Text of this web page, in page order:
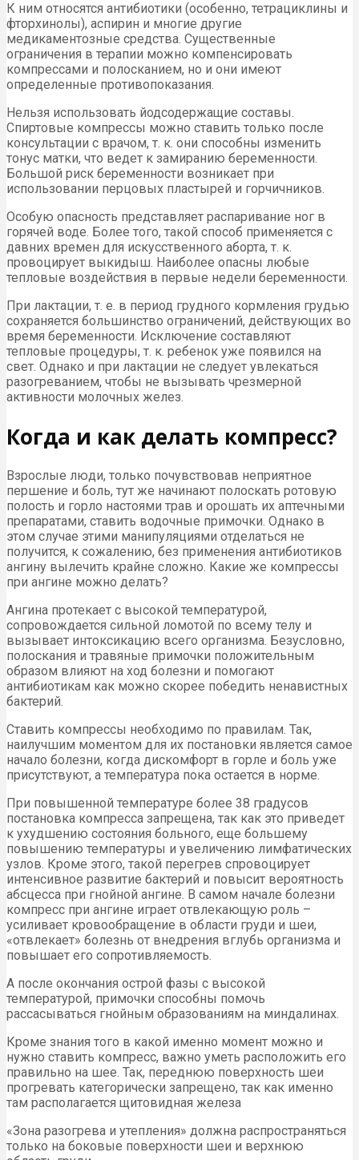
К ним относятся антибиотики (особенно, тетрациклины и
фторхинолы), аспирин и многие другие
медикаментозные средства. Существенные
ограничения в терапии можно компенсировать
компрессами и полосканием, но и они имеют
определенные противопоказания.
Нельзя использовать йодсодержащие составы.
Спиртовые компрессы можно ставить только после
консультации с врачом, т. к. они способны изменить
тонус матки, что ведет к замиранию беременности.
Большой риск беременности возникает при
использовании перцовых пластырей и горчичников.
Особую опасность представляет распаривание ног в
горячей воде. Более того, такой способ применяется с
давних времен для искусственного аборта, т. к.
провоцирует выкидыш. Наиболее опасны любые
тепловые воздействия в первые недели беременности.
При лактации, т. е. в период грудного кормления грудью
сохраняется большинство ограничений, действующих во
время беременности. Исключение составляют
тепловые процедуры, т. к. ребенок уже появился на
свет. Однако и при лактации не следует увлекаться
разогреванием, чтобы не вызывать чрезмерной
активности молочных желез.
Когда и как делать компресс?
Взрослые люди, только почувствовав неприятное
першение и боль, тут же начинают полоскать ротовую
полость и горло настоями трав и орошать их аптечными
препаратами, ставить водочные примочки. Однако в
этом случае этими манипуляциями отделаться не
получится, к сожалению, без применения антибиотиков
ангину вылечить крайне сложно. Какие же компрессы
при ангине можно делать?
Ангина протекает с высокой температурой,
сопровождается сильной ломотой по всему телу и
вызывает интоксикацию всего организма. Безусловно,
полоскания и травяные примочки положительным
образом влияют на ход болезни и помогают
антибиотикам как можно скорее победить ненавистных
бактерий.
Ставить компрессы необходимо по правилам. Так,
наилучшим моментом для их постановки является самое
начало болезни, когда дискомфорт в горле и боль уже
присутствуют, а температура пока остается в норме.
При повышенной температуре более 38 градусов
постановка компресса запрещена, так как это приведет
к ухудшению состояния больного, еще большему
повышению температуры и увеличению лимфатических
узлов. Кроме этого, такой перегрев спровоцирует
интенсивное развитие бактерий и повысит вероятность
абсцесса при гнойной ангине. В самом начале болезни
компресс при ангине играет отвлекающую роль –
усиливает кровообращение в области груди и шеи,
«отвлекает» болезнь от внедрения вглубь организма и
повышает его сопротивляемость.
А после окончания острой фазы с высокой
температурой, примочки способны помочь
рассасываться гнойным образованиям на миндалинах.
Кроме знания того в какой именно момент можно и
нужно ставить компресс, важно уметь расположить его
правильно на шее. Так, переднюю поверхность шеи
прогревать категорически запрещено, так как именно
там располагается щитовидная железа
«Зона разогрева и утепления» должна распространяться
только на боковые поверхности шеи и верхнюю